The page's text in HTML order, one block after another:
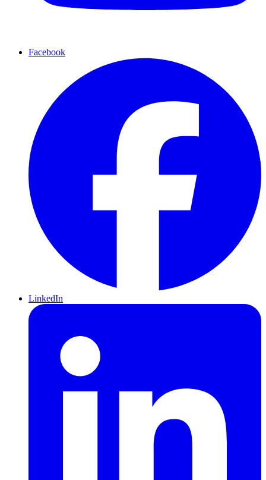
Facebook
LinkedIn